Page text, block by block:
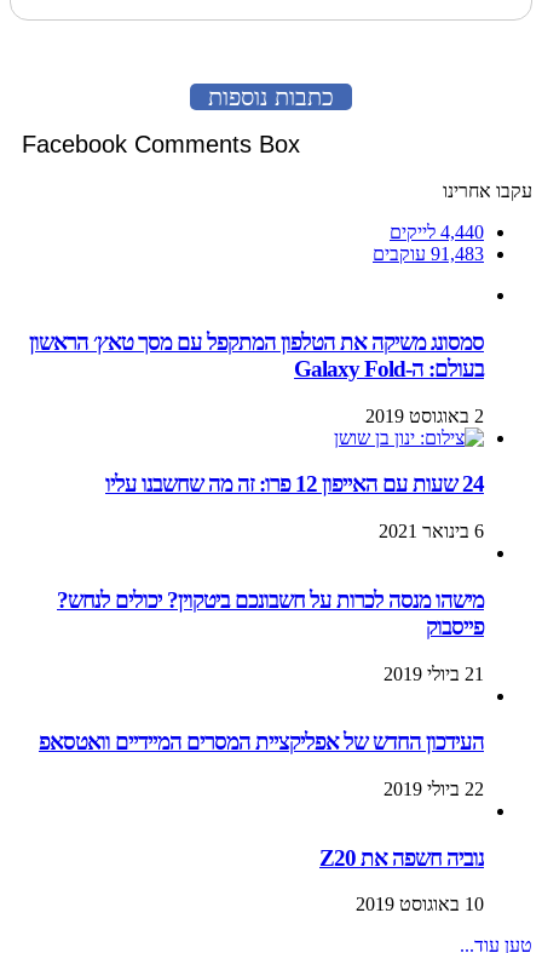
כתבות נוספות
Facebook Comments Box
עקבו אחרינו
4,440 לייקים
91,483 עוקבים
סמסונג משיקה את הטלפון המתקפל עם מסך טאץ׳ הראשון
בעולם: ה-Galaxy Fold
2 באוגוסט 2019
24 שעות עם האייפון 12 פרו: זה מה שחשבנו עליו
6 בינואר 2021
מישהו מנסה לכרות על חשבונכם ביטקוין? יכולים לנחש?
פייסבוק
21 ביולי 2019
העידכון החדש של אפליקציית המסרים המיידיים וואטסאפ
22 ביולי 2019
נוביה חשפה את Z20
10 באוגוסט 2019
טען עוד...